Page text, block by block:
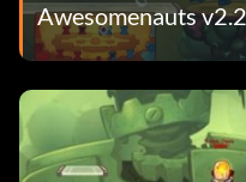
Awesomenauts